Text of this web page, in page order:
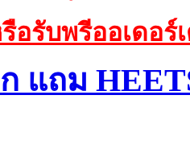
อรับพรีออเดอร์
แถม